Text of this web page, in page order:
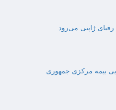
ژاپنی می‌رود
بیمه مرکزی جمهوری